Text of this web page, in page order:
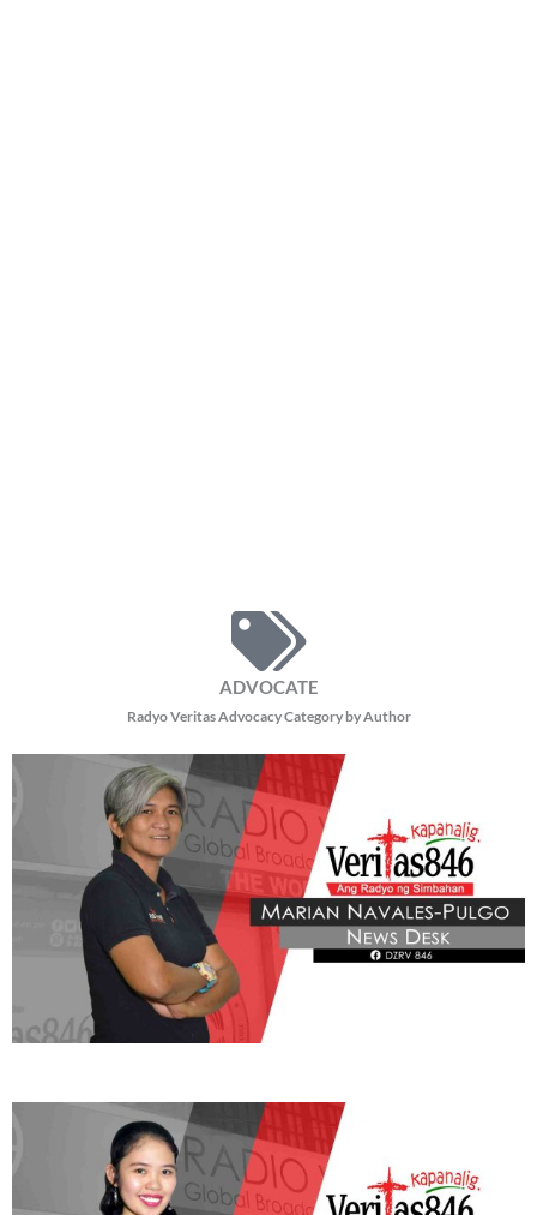
ADVOCATE
Radyo Veritas Advocacy Category by Author